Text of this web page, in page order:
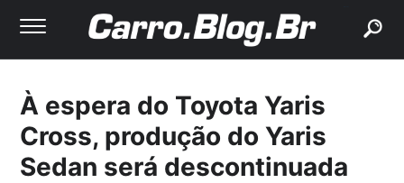
À espera do Toyota Yaris
Cross, produção do Yaris
Sedan será descontinuada